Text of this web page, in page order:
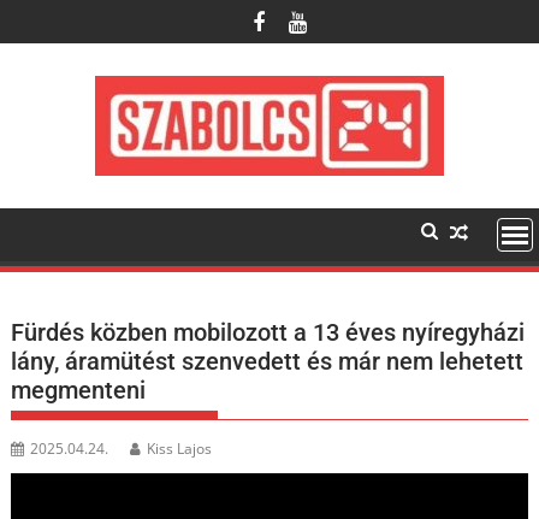
to
Fürdés közben mobilozott a 13 éves nyíregyházi
lány, áramütést szenvedett és már nem lehetett
megmenteni
2025.04.24. Kiss Lajos